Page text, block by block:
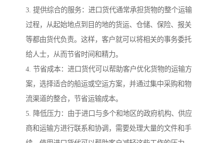
3. 提供综合的服务：进口货代通常承担货物的整个运输
过程，从起始地点到目的地的货运、仓储、保险、报关
等都由货代负责。这样，客户就可以将相关的事务委托
给人士，从而节省时间和精力。
4. 节省成本：进口货代可以帮助客户优化货物的运输方
案，选择适合的船运或空运方案，并通过集中采购和物
流渠道的整合，节省运输成本。
5. 降低压力：由于进口与多个和地区的政府机构、供应
商和运输方进行联系和协调，需要处理大量的文件和手